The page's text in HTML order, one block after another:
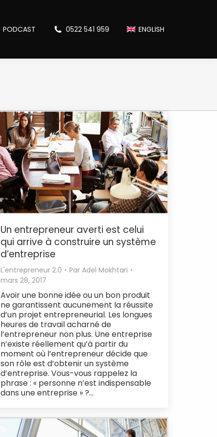
PODCAST 0522 541 959 ENGLISH
Un entrepreneur averti est celui
qui arrive à construire un système
d’entreprise
L'entrepreneur 2.0 Par Adel Mokhtari
mars 28, 2017
Avoir une bonne idée ou un bon produit
ne garantissent aucunement la réussite
d’un projet entrepreneurial. Les longues
heures de travail acharné de
l’entrepreneur non plus. Une entreprise
n’existe réellement qu’à partir du
moment où l’entrepreneur décide que
son rôle est d’obtenir un système
d’entreprise. Vous-vous rappelez la
phrase : « personne n’est indispensable
dans une entreprise » ?…